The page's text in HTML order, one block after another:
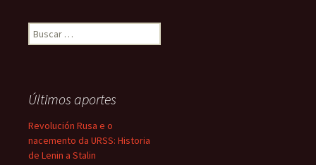
Buscar:
Últimos aportes
Revolución Rusa e o
nacemento da URSS: Historia
de Lenin a Stalin